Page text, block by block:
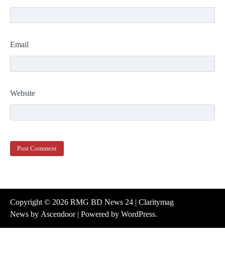
Email
Website
Copyright © 2026 RMG BD News 24 | Claritymag
News by Ascendoor| Powered by WordPress.